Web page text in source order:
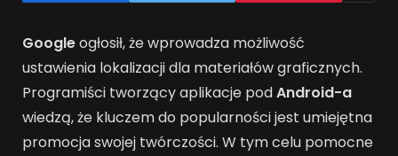
Googleogłosił, że wprowadza możliwość
ustawienia lokalizacji dla materiałów graficznych.
Programiści tworzący aplikacje podAndroid-a
wiedzą, że kluczem do popularności jest umiejętna
promocja swojej twórczości. W tym celu pomocne